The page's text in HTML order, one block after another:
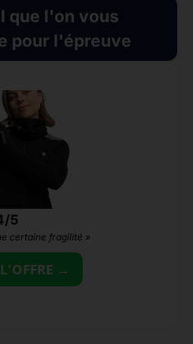
que l'on vous
pour l'épreuve
5
certaine fragilité »
→